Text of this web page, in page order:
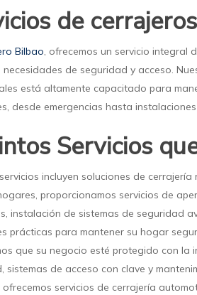
de
Bilbao, ofrecemos un servicio integral
de seguridad y acceso.
está altamente capacitado para
desde emergencias hasta
Servicios
incluyen soluciones de
proporcionamos servicios de
instalación de sistemas de seguridad
prácticas para mantener su hogar
que su negocio esté protegido con la
sistemas de acceso con clave y
ofrecemos servicios de cerrajería